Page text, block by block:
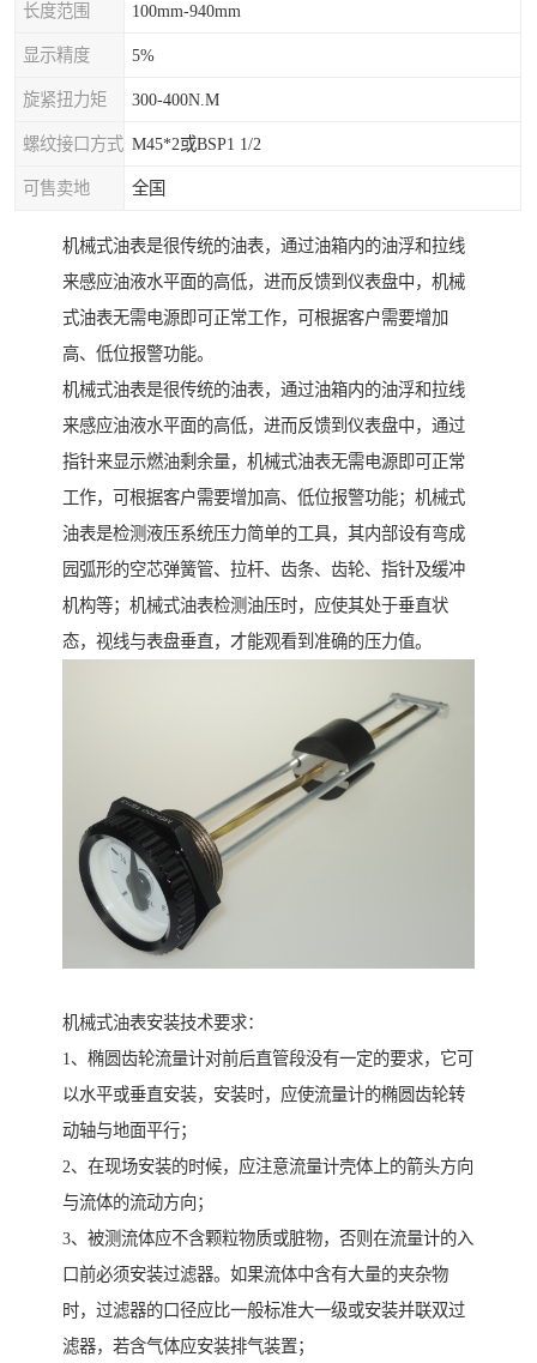
长度范围 100mm-940mm
显示精度 5%
旋紧扭力矩 300-400N.M
螺纹接口方式 M45*2或BSP1 1/2
可售卖地 全国
机械式油表是很传统的油表，通过油箱内的油浮和拉线
来感应油液水平面的高低，进而反馈到仪表盘中，机械
式油表无需电源即可正常工作，可根据客户需要增加
高、低位报警功能。
机械式油表是很传统的油表，通过油箱内的油浮和拉线
来感应油液水平面的高低，进而反馈到仪表盘中，通过
指针来显示燃油剩余量，机械式油表无需电源即可正常
工作，可根据客户需要增加高、低位报警功能；机械式
油表是检测液压系统压力简单的工具，其内部设有弯成
园弧形的空芯弹簧管、拉杆、齿条、齿轮、指针及缓冲
机构等；机械式油表检测油压时，应使其处于垂直状
态，视线与表盘垂直，才能观看到准确的压力值。
机械式油表安装技术要求：
1、椭圆齿轮流量计对前后直管段没有一定的要求，它可
以水平或垂直安装，安装时，应使流量计的椭圆齿轮转
动轴与地面平行；
2、在现场安装的时候，应注意流量计壳体上的箭头方向
与流体的流动方向；
3、被测流体应不含颗粒物质或脏物，否则在流量计的入
口前必须安装过滤器。如果流体中含有大量的夹杂物
时，过滤器的口径应比一般标准大一级或安装并联双过
滤器，若含气体应安装排气装置；